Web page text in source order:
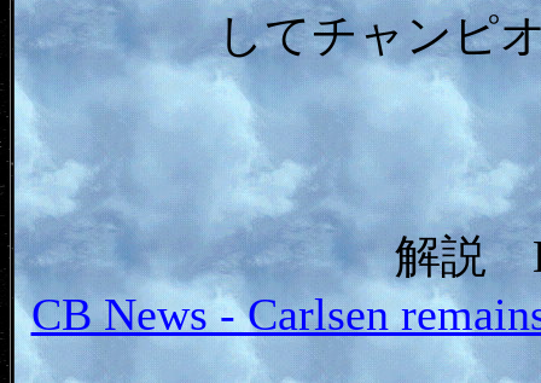
してチャンピ
解説
CB News - Carlsen